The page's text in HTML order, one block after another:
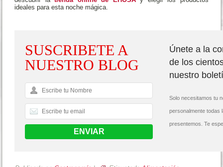
ideales para esta noche mágica.
SUSCRIBETE A
NUESTRO BLOG
Únete a la
de los
nuestro
Solo necesitamos tu
personalmente todas
presentemos. Te